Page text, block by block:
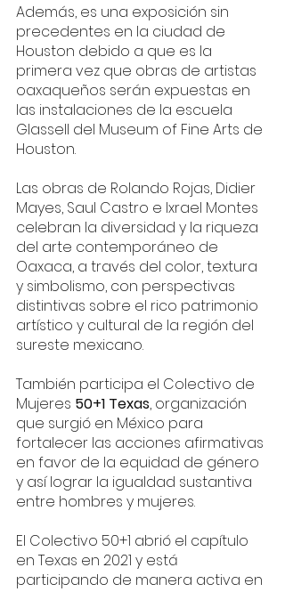
Además, es una exposición sin
precedentes en la ciudad de
Houston debido a que es la
primera vez que obras de artistas
oaxaqueños serán expuestas en
las instalaciones de la escuela
Glassell del Museum of Fine Arts de
Houston.
Las obras de Rolando Rojas, Didier
Mayes, Saul Castro e Ixrael Montes
celebran la diversidad y la riqueza
del arte contemporáneo de
Oaxaca, a través del color, textura
y simbolismo, con perspectivas
distintivas sobre el rico patrimonio
artístico y cultural de la región del
sureste mexicano.
También participa el Colectivo de
Mujeres 50+1 Texas, organización
que surgió en México para
fortalecer las acciones afirmativas
en favor de la equidad de género
y así lograr la igualdad sustantiva
entre hombres y mujeres.
El Colectivo 50+1 abrió el capítulo
en Texas en 2021 y está
participando de manera activa en